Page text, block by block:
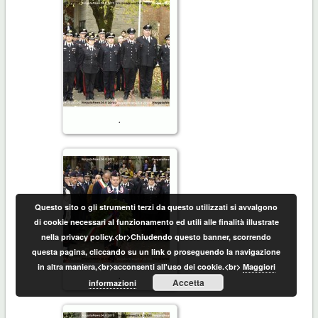
.
Questo sito o gli strumenti terzi da questo utilizzati si avvalgono
di cookie necessari al funzionamento ed utili alle finalità illustrate
nella privacy policy.<br>Chiudendo questo banner, scorrendo
questa pagina, cliccando su un link o proseguendo la navigazione
in altra maniera,<br>acconsenti all'uso dei cookie.<br> Maggiori
informazioni
Accetta